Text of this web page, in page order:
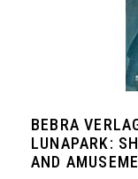
BEBRA
LUNAPARK:
AND